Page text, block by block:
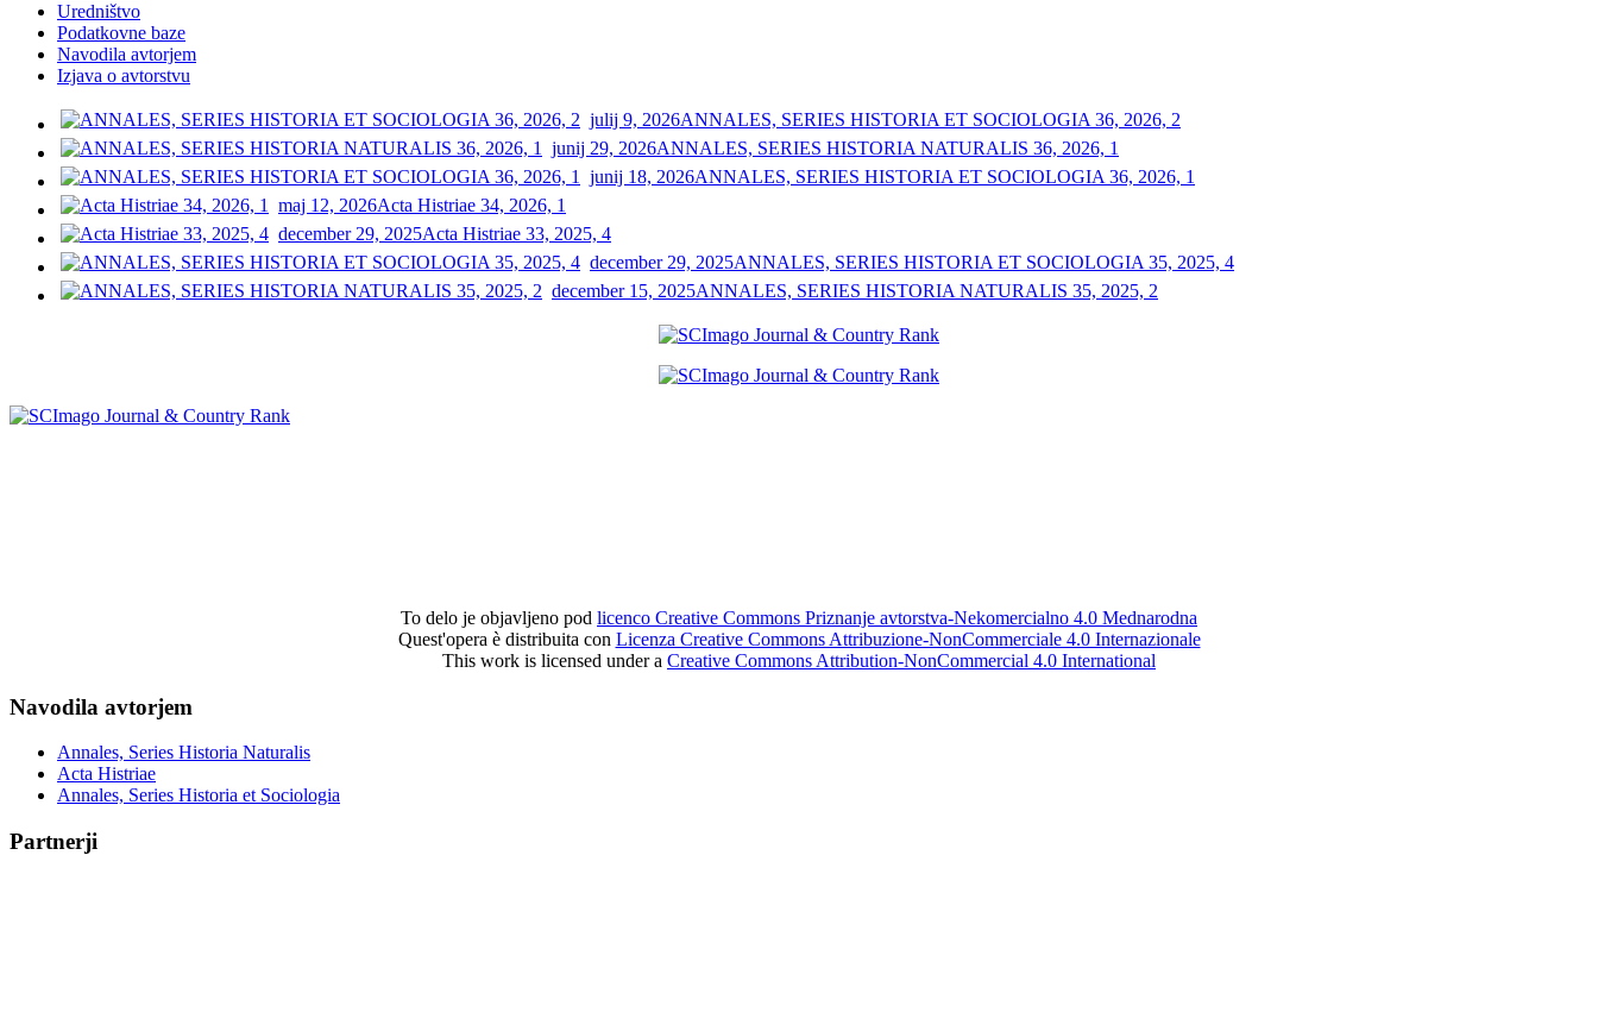
Uredništvo
Podatkovne baze
Navodila avtorjem
Izjava o avtorstvu
julij 9, 2026ANNALES, SERIES HISTORIA ET SOCIOLOGIA 36, 2026, 2
junij 29, 2026ANNALES, SERIES HISTORIA NATURALIS 36, 2026, 1
junij 18, 2026ANNALES, SERIES HISTORIA ET SOCIOLOGIA 36, 2026, 1
maj 12, 2026Acta Histriae 34, 2026, 1
december 29, 2025Acta Histriae 33, 2025, 4
december 29, 2025ANNALES, SERIES HISTORIA ET SOCIOLOGIA 35, 2025, 4
december 15, 2025ANNALES, SERIES HISTORIA NATURALIS 35, 2025, 2
To delo je objavljeno pod licenco Creative Commons Priznanje avtorstva-Nekomercialno 4.0 Mednarodna
Quest'opera è distribuita con Licenza Creative Commons Attribuzione-NonCommerciale 4.0 Internazionale
This work is licensed under a Creative Commons Attribution-NonCommercial 4.0 International
Navodila avtorjem
Annales, Series Historia Naturalis
Acta Histriae
Annales, Series Historia et Sociologia
Partnerji